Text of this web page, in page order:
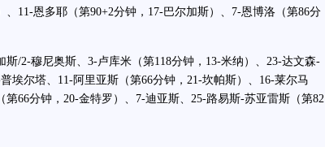
、11-恩多耶（第90+2分钟，17-巴尔加斯）、7-恩博洛（第86分
/2-穆尼奥斯、3-卢库米（第118分钟，13-米纳）、23-达文森-
埃尔塔、11-阿里亚斯（第66分钟，21-坎帕斯）、16-莱尔马
第66分钟，20-金特罗）、7-迪亚斯、25-路易斯-苏亚雷斯（第82